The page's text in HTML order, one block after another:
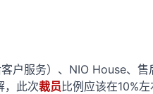
户服务）、NIO House、售
，此次裁员 比例应该在10%